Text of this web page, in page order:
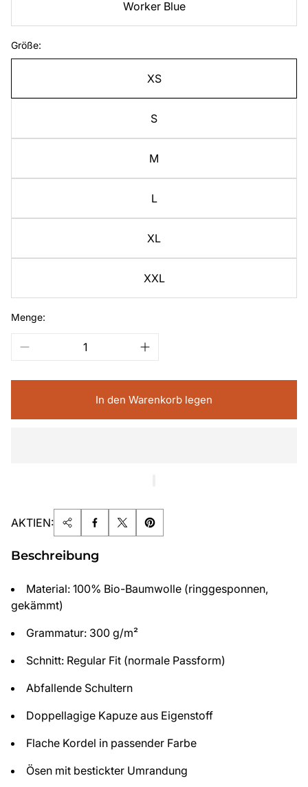
Worker Blue
Größe:
XS
S
M
L
XL
XXL
Menge:
In den Warenkorb legen
AKTIEN:
Beschreibung
Material: 100% Bio-Baumwolle (ringgesponnen,
gekämmt)
Grammatur: 300 g/m²
Schnitt: Regular Fit (normale Passform)
Abfallende Schultern
Doppellagige Kapuze aus Eigenstoff
Flache Kordel in passender Farbe
Ösen mit bestickter Umrandung